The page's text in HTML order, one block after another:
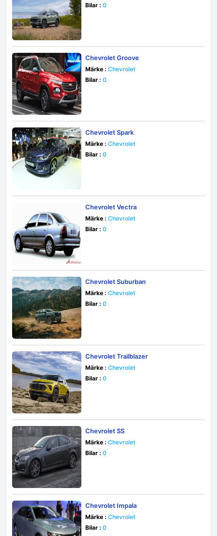
Bilar : 0
Chevrolet Groove
Märke : Chevrolet
Bilar : 0
Chevrolet Spark
Märke : Chevrolet
Bilar : 0
Chevrolet Vectra
Märke : Chevrolet
Bilar : 0
Chevrolet Suburban
Märke : Chevrolet
Bilar : 0
Chevrolet Trailblazer
Märke : Chevrolet
Bilar : 0
Chevrolet SS
Märke : Chevrolet
Bilar : 0
Chevrolet Impala
Märke : Chevrolet
Bilar : 0